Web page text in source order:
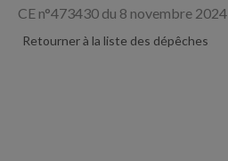
CE n°473430 du 8 novembre 2024
Retourner à la liste des dépêches